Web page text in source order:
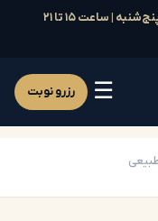
| ساعت ۱۵ تا ۲۱
☰ رزرو نوبت